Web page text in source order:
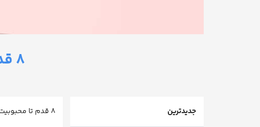
8 قدم تا محبوبیت در اینستاگرام
8 قدم تا محبوبیت در اینستاگرام
جدیدترین